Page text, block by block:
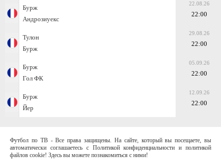
Бурж
Андрозиуекс
22.08.26
22:00
Тулон
Бурж
29.08.26
22:00
Бурж
Гол ФК
05.09.26
22:00
Бурж
Йер
12.09.26
22:00
Футбол по ТВ - Все права защищены. На сайте, который вы посещаете, вы
автоматически соглашаетесь с Политикой конфиденциальности и политикой
файлов cookie! Здесь вы можете познакомиться с ними!